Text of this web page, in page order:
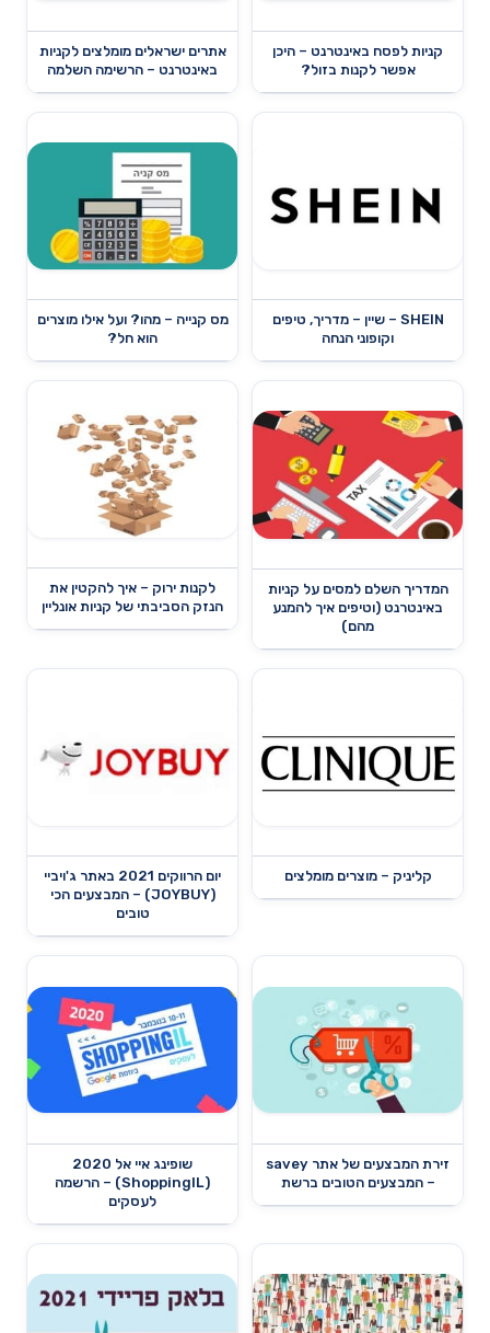
קניות לפסח באינטרנט – היכן
אפשר לקנות בזול?
אתרים ישראלים מומלצים לקניות
באינטרנט – הרשימה השלמה
SHEIN – שיין – מדריך, טיפים
וקופוני הנחה
מס קנייה – מהו? ועל אילו מוצרים
הוא חל?
המדריך השלם למסים על קניות
באינטרנט (וטיפים איך להמנע
מהם)
לקנות ירוק – איך להקטין את
הנזק הסביבתי של קניות אונליין
קליניק – מוצרים מומלצים
יום הרווקים 2021 באתר ג'ויביי
(JOYBUY) – המבצעים הכי
טובים
זירת המבצעים של אתר savey
– המבצעים הטובים ברשת
שופינג איי אל 2020
(ShoppingIL) – הרשמה
לעסקים